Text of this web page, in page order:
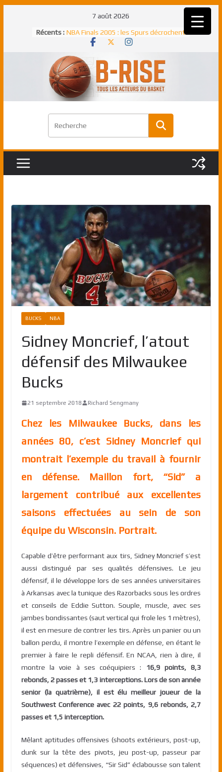
7 août 2026
Récents : meilleur défenseur d’une saison NBA
NBA Finals 2005 : les Spurs décrochent
face aux Pistons
NBA Finals 2021 : les Bucks et Giannis
Antetokounmpo triomphent, le Greek
Freek élu MVP
Shai Gilgeous-Alexander : son premier
match à plus de 40 points en NBA, le
canadien transcendant face aux Spurs
Pau Gasol dans l’histoire en 2002 :
l’année
BUCKS NBA
Sidney Moncrief, l’atout
défensif des Milwaukee
Bucks
21 septembre 2018 Richard Sengmany
Chez les Milwaukee Bucks, dans les
années 80, c’est Sidney Moncrief qui
montrait l’exemple du travail à fournir
en défense. Maillon fort, “Sid” a
largement contribué aux excellentes
saisons effectuées au sein de son
équipe du Wisconsin. Portrait.
Capable d’être performant aux tirs, Sidney Moncrief s’est
aussi distingué par ses qualités défensives. Le jeu
défensif, il le développe lors de ses années universitaires
à Arkansas avec la tunique des Razorbacks sous les ordres
et conseils de Eddie Sutton. Souple, muscle, avec ses
jambes bondissantes (saut vertical qui frole les 1 mètres),
il est en mesure de contrer les tirs. Après un panier ou un
ballon perdu, il montre l’exemple en défense, en étant le
premier à faire le repli défensif. En NCAA, rien à dire, il
montre la voie à ses coéquipiers : 16,9 points, 8,3
rebonds, 2 passes et 1,3 interceptions. Lors de son année
senior (la quatrième), il est élu meilleur joueur de la
Southwest Conference avec 22 points, 9,6 rebonds, 2,7
passes et 1,5 interception.
Mêlant aptitudes offensives (shoots extérieurs, post-up,
dunk sur la tête des pivots, jeu post-up, passeur par
séquences) et défensives, “Sir Sid” éclabousse son talent